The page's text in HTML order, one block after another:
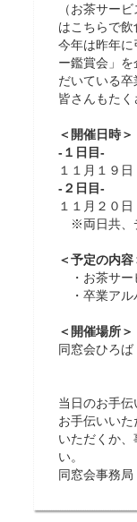
（お茶サー
はこちらで飲
今年は昨年に
ー鑑賞会」
だいている
皆さんもたく
＜開催日時＞
-１日目-
１１月１９
-２日目-
１１月２０
※両日共、
＜予定の内容
・お茶サー
・卒業アル
＜開催場所＞
同窓会ひろば
当日のお手伝
お手伝いい
いただくか
い。
同窓会事務局